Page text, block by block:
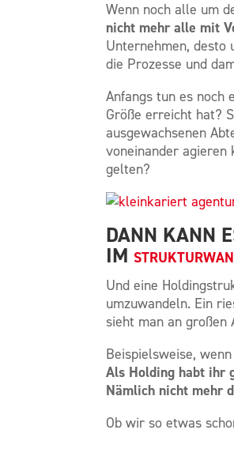
Wenn noch alle um
nicht mehr alle mit
Unternehmen, desto
die Prozesse und
Anfangs tun es noch
Größe erreicht hat?
ausgewachsenen
voneinander agieren
gelten?
DANN KANN
IM
Und eine
umzuwandeln. Ein
sieht man an großen
Beispielsweise,
Als Holding habt ihr
Nämlich nicht mehr
Ob wir so etwas